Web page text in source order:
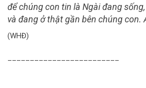
để chúng con tin là Ngài đang
và đang ở thật gần bên chúng con.
(WHĐ)